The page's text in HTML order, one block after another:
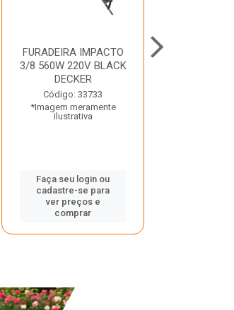
FURADEIRA IMPACTO
3/8 560W 220V BLACK
DECKER
Código: 33733
*Imagem meramente
ilustrativa
Faça seu login ou
cadastre-se para
ver preços e
comprar